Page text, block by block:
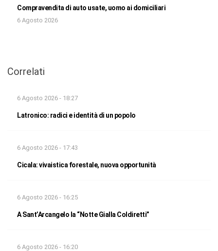
Compravendita di auto usate, uomo ai domiciliari
6 Agosto 2026
Correlati
6 Agosto 2026 - 18:27
Latronico: radici e identità di un popolo
6 Agosto 2026 - 17:43
Cicala: vivaistica forestale, nuova opportunità
6 Agosto 2026 - 16:25
A Sant’Arcangelo la “Notte Gialla Coldiretti”
6 Agosto 2026 - 16:20